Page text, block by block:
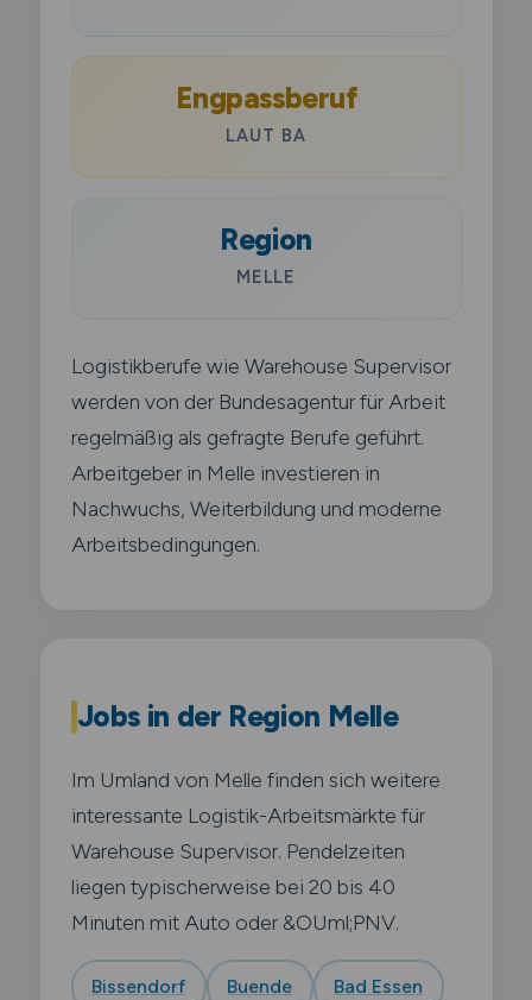
Engpassberuf
LAUT BA
Region
MELLE
Logistikberufe wie Warehouse Supervisor
werden von der Bundesagentur für Arbeit
regelmäßig als gefragte Berufe geführt.
Arbeitgeber in Melle investieren in
Nachwuchs, Weiterbildung und moderne
Arbeitsbedingungen.
Jobs in der Region Melle
Im Umland von Melle finden sich weitere
interessante Logistik-Arbeitsmärkte für
Warehouse Supervisor. Pendelzeiten
liegen typischerweise bei 20 bis 40
Minuten mit Auto oder &OUml;PNV.
Bissendorf Buende Bad Essen